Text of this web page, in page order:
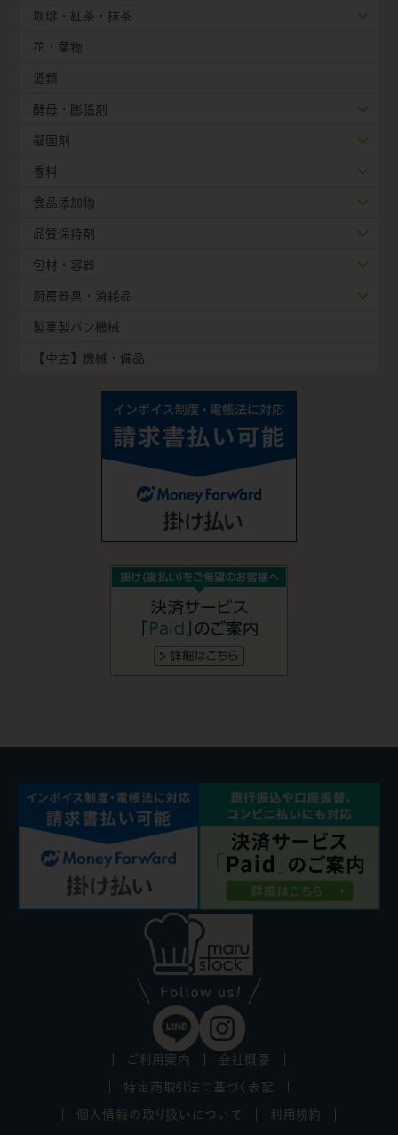
珈琲・紅茶・抹茶
花・葉物
酒類
酵母・膨張剤
凝固剤
香料
食品添加物
品質保持剤
包材・容器
厨房器具・消耗品
製菓製パン機械
【中古】機械・備品
ご利用案内 会社概要
特定商取引法に基づく表記
個人情報の取り扱いについて 利用規約